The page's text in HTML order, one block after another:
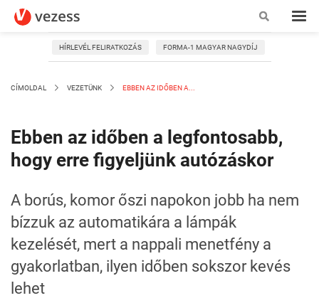
HÍRLEVÉL FELIRATKOZÁS FORMA-1 MAGYAR NAGYDÍJ
CÍMOLDAL VEZETÜNK EBBEN AZ IDŐBEN A...
Ebben az időben a legfontosabb,
hogy erre figyeljünk autózáskor
A borús, komor őszi napokon jobb ha nem
bízzuk az automatikára a lámpák
kezelését, mert a nappali menetfény a
gyakorlatban, ilyen időben sokszor kevés
lehet